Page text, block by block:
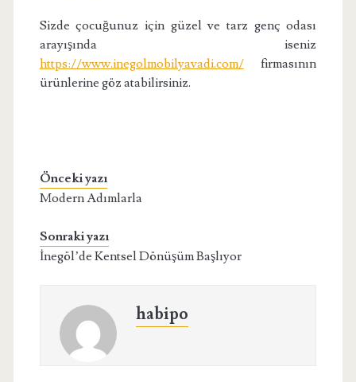
Sizde çocuğunuz için güzel ve tarz genç odası
arayışında iseniz
https://www.inegolmobilyavadi.com/firmasının
ürünlerine göz atabilirsiniz.
Önceki yazı
Modern Adımlarla
Sonraki yazı
İnegöl’de Kentsel Dönüşüm Başlıyor
habipo